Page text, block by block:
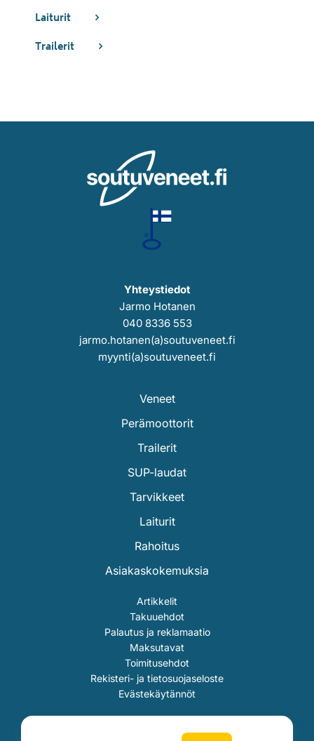
Laiturit
Trailerit
Yhteystiedot
Jarmo Hotanen
040 8336 553
jarmo.hotanen(a)soutuveneet.fi
myynti(a)soutuveneet.fi
Veneet
Perämoottorit
Trailerit
SUP-laudat
Tarvikkeet
Laiturit
Rahoitus
Asiakaskokemuksia
Artikkelit
Takuuehdot
Palautus ja reklamaatio
Maksutavat
Toimitusehdot
Rekisteri- ja tietosuojaseloste
Evästekäytännöt